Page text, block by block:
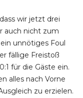
wir jetzt drei
auch nicht zum
unnötiges Foul
fällige Freistoß
für die Gäste ein.
alles nach Vorne
zu erzielen.